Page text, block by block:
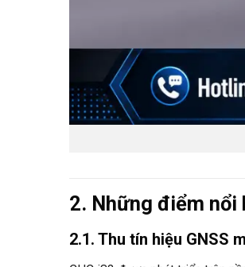
2. Những điểm nổi
2.1. Thu tín hiệu GNSS